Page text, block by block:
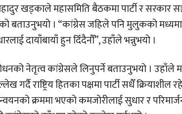
खड्काले महासमिति बैठकमा पार्टी र सरकार
बताउनुभयो । “कांग्रेस जहिले पनि मुलुकको
दायाँबायाँ हुन दिँदैनौँ”, उहाँले भन्नुभयो ।
नेतृत्व कांग्रेसले लिनुपर्ने बताउनुभयो । उहाँले
राष्ट्रिय हितका पक्षमा पार्टी सधैँ क्रियाशील
क्रममा भएको कमजोरीलाई सुधार र